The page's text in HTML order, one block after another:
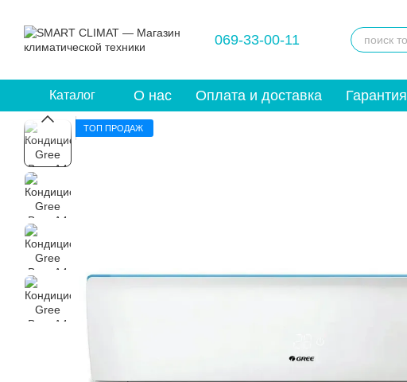
069-33-00-11
Каталог О нас Оплата и доставка Гарантия
ТОП ПРОДАЖ